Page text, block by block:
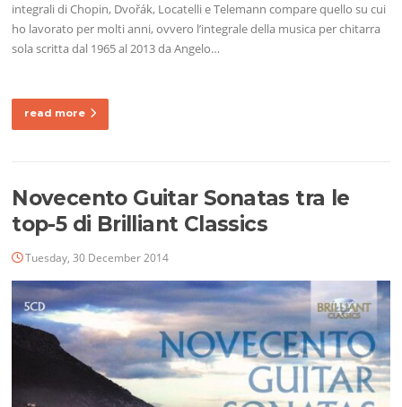
integrali di Chopin, Dvořák, Locatelli e Telemann compare quello su cui
ho lavorato per molti anni, ovvero l’integrale della musica per chitarra
sola scritta dal 1965 al 2013 da Angelo…
read more
Novecento Guitar Sonatas tra le
top-5 di Brilliant Classics
Tuesday, 30 December 2014